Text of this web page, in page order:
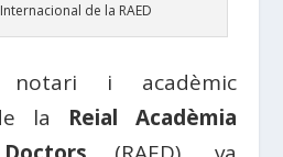
de la RAED
i acadèmic
la Reial Acadèmia